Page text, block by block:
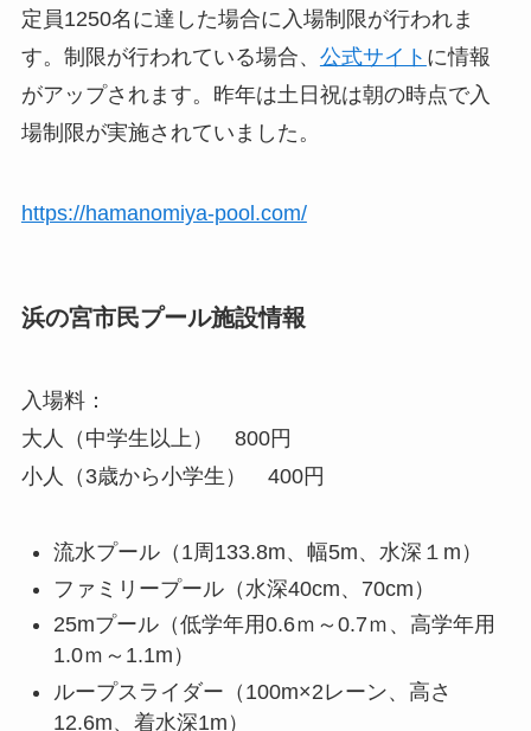
定員1250名に達した場合に入場制限が行われま
す。制限が行われている場合、 公式サイト に情報
がアップされます。昨年は土日祝は朝の時点で入
場制限が実施されていました。
https://hamanomiya-pool.com/
浜の宮市民プール施設情報
入場料：
大人（中学生以上） 800円
小人（3歳から小学生） 400円
流水プール（1周133.8m、幅5m、水深１m）
ファミリープール（水深40cm、70cm）
25mプール（低学年用0.6ｍ～0.7ｍ、高学年用
1.0ｍ～1.1m）
ループスライダー（100m×2レーン、高さ
12.6m、着水深1m）